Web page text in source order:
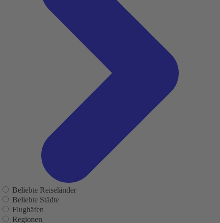
Beliebte Reiseländer
Beliebte Städte
Flughäfen
Regionen